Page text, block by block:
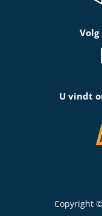
Volg
U vindt
Copyright